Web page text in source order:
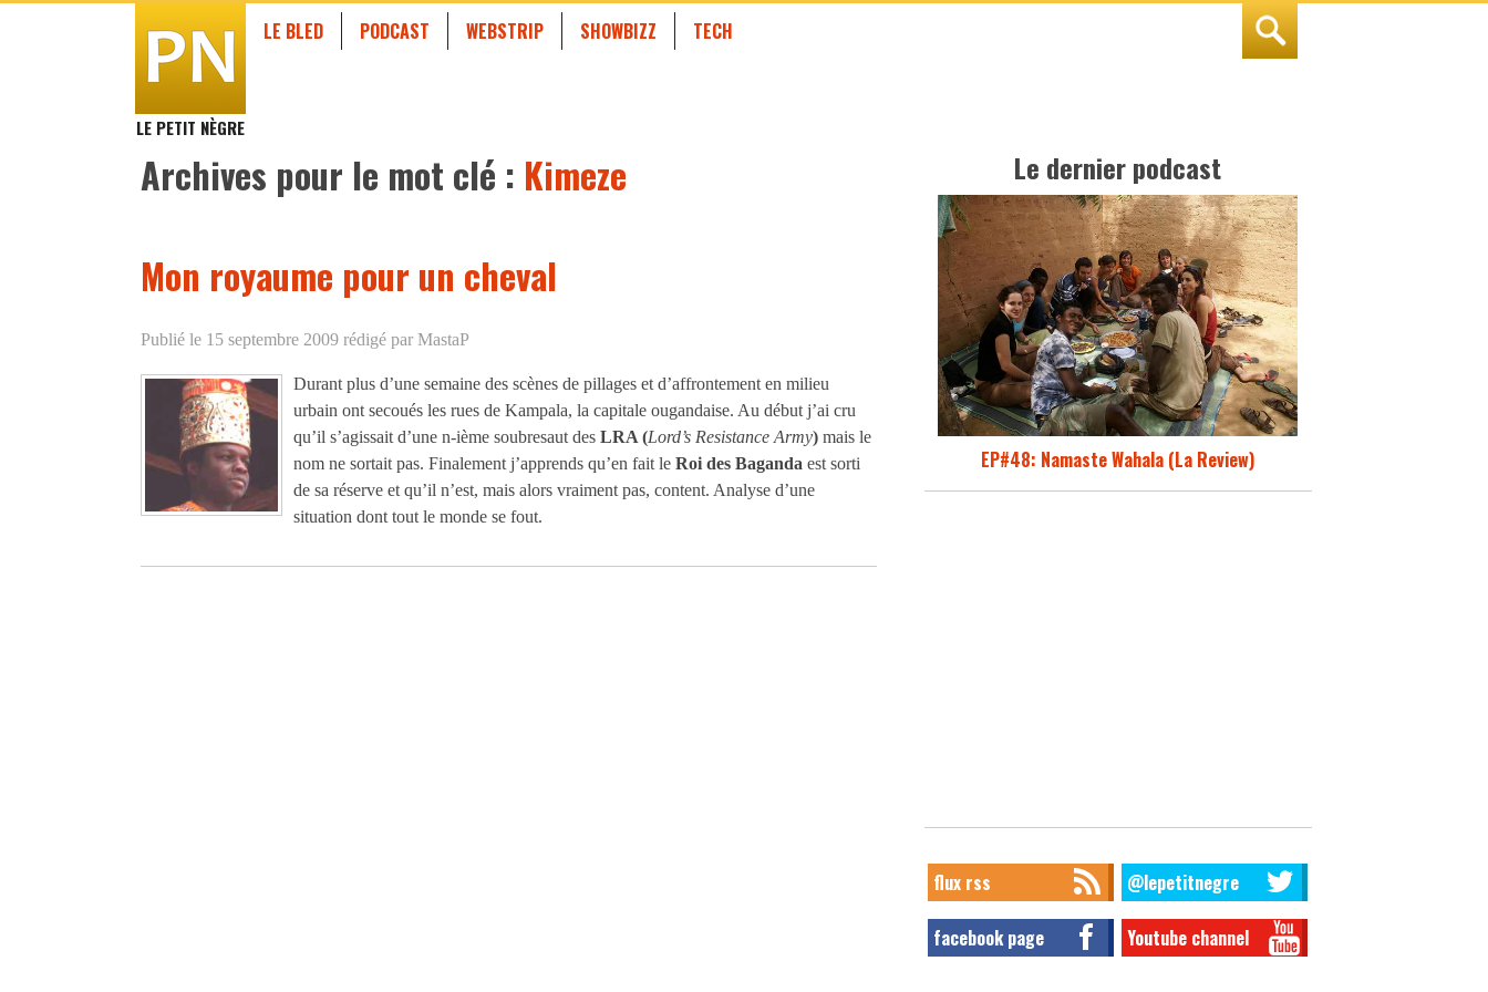
LE PETIT NÈGRE
LE BLED PODCAST WEBSTRIP SHOWBIZZ TECH
Archives pour le mot clé : Kimeze
Mon royaume pour un cheval
Publié le 15 septembre 2009 rédigé par MastaP
Durant plus d’une semaine des scènes de pillages et d’affrontement en milieu
urbain ont secoués les rues de Kampala, la capitale ougandaise. Au début j’ai cru
qu’il s’agissait d’une n-ième soubresaut des LRA (Lord’s Resistance Army) mais le
nom ne sortait pas. Finalement j’apprends qu’en fait le Roi des Baganda est sorti
de sa réserve et qu’il n’est, mais alors vraiment pas, content. Analyse d’une
situation dont tout le monde se fout.
Le dernier podcast
EP#48: Namaste Wahala (La Review)
flux rss @lepetitnegre
facebook page Youtube channel